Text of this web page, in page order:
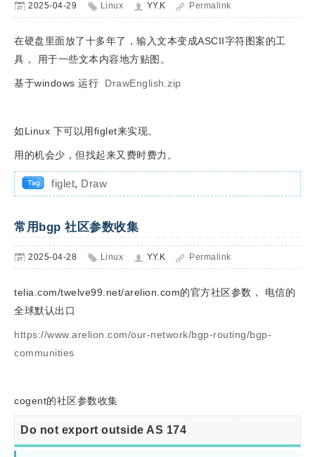
2025-04-29 Linux YY.K Permalink
在硬盘里面放了十多年了，输入文本变成ASCII字符图案的工
具， 用于一些文本内容地方贴图。
基于windows 运行 DrawEnglish.zip
如Linux 下可以用figlet来实现。
用的机会少，但找起来又费时费力。
figlet, Draw
常用bgp 社区参数收集
2025-04-28 Linux YY.K Permalink
telia.com/twelve99.net/arelion.com的官方社区参数， 电信的
全球默认出口
https://www.arelion.com/our-network/bgp-routing/bgp-
communities
cogent的社区参数收集
Do not export outside AS 174